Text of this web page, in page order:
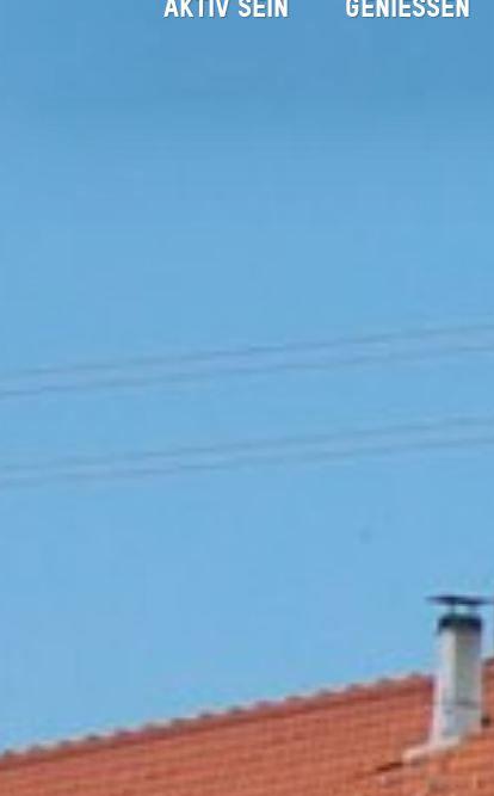
AKTIV SEIN GENIESSEN